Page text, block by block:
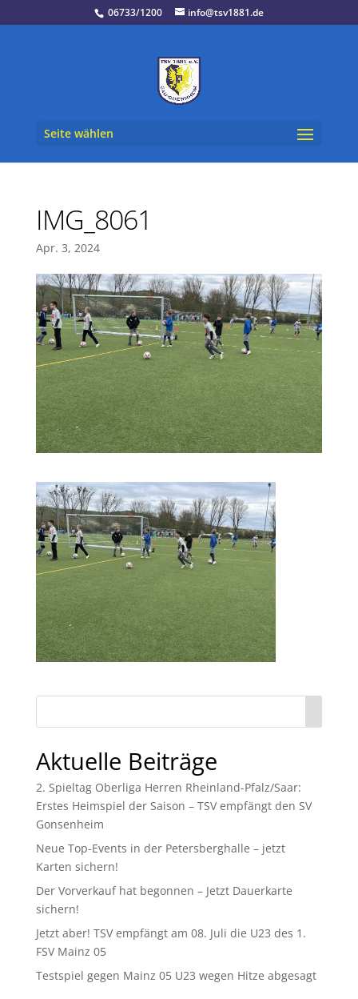
06733/1200 info@tsv1881.de
Seite wählen
IMG_8061
Apr. 3, 2024
Aktuelle Beiträge
2. Spieltag Oberliga Herren Rheinland-Pfalz/Saar:
Erstes Heimspiel der Saison – TSV empfängt den SV
Gonsenheim
Neue Top-Events in der Petersberghalle – jetzt
Karten sichern!
Der Vorverkauf hat begonnen – Jetzt Dauerkarte
sichern!
Jetzt aber! TSV empfängt am 08. Juli die U23 des 1.
FSV Mainz 05
Testspiel gegen Mainz 05 U23 wegen Hitze abgesagt